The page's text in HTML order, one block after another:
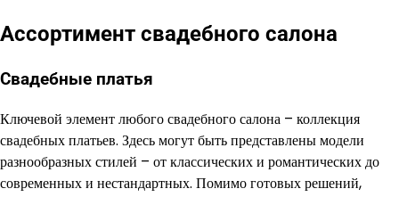
Ассортимент свадебного салона
Свадебные платья
Ключевой элемент любого свадебного салона – коллекция
свадебных платьев. Здесь могут быть представлены модели
разнообразных стилей – от классических и романтических до
современных и нестандартных. Помимо готовых решений,